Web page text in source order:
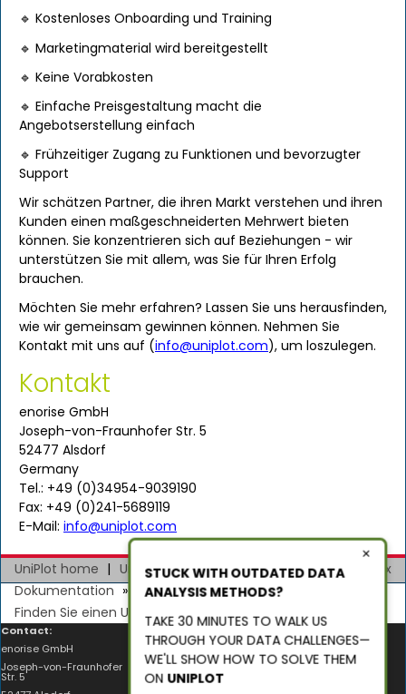
×
STUCK WITH OUTDATED DATA
ANALYSIS METHODS?
TAKE 30 MINUTES TO WALK US
THROUGH YOUR DATA CHALLENGES—
WE'LL SHOW HOW TO SOLVE THEM
ON UNIPLOT
🔹 Kostenloses Onboarding und Training
🔹 Marketingmaterial wird bereitgestellt
🔹 Keine Vorabkosten
🔹 Einfache Preisgestaltung macht die
Angebotserstellung einfach
🔹 Frühzeitiger Zugang zu Funktionen und bevorzugter
Support
Wir schätzen Partner, die ihren Markt verstehen und ihren
Kunden einen maßgeschneiderten Mehrwert bieten
können. Sie konzentrieren sich auf Beziehungen - wir
unterstützen Sie mit allem, was Sie für Ihren Erfolg
brauchen.
Möchten Sie mehr erfahren? Lassen Sie uns herausfinden,
wie wir gemeinsam gewinnen können. Nehmen Sie
Kontakt mit uns auf (info@uniplot.com), um loszulegen.
Kontakt
enorise GmbH
Joseph-von-Fraunhofer Str. 5
52477 Alsdorf
Germany
Tel.: +49 (0)34954-9039190
Fax: +49 (0)241-5689119
E-Mail: info@uniplot.com
Index
zurück |
UniPlot home | UniPlot home english |
Dokumentation »
Finden Sie einen UniPlot-Wiederverkäufer
Contact:
enorise GmbH
Joseph-von-Fraunhofer
Str. 5
Social Media:
Follow us onLinkedin
Watch our videos on
Youtube